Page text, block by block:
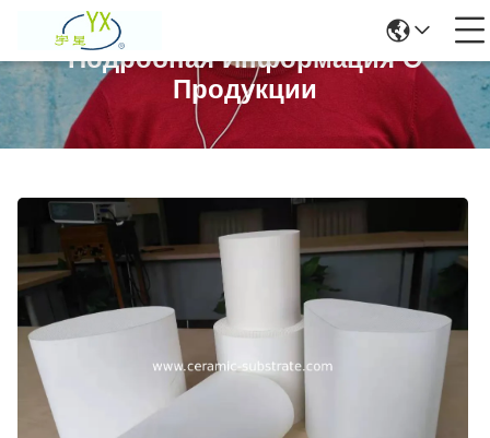
Подробная Информация О
Продукции